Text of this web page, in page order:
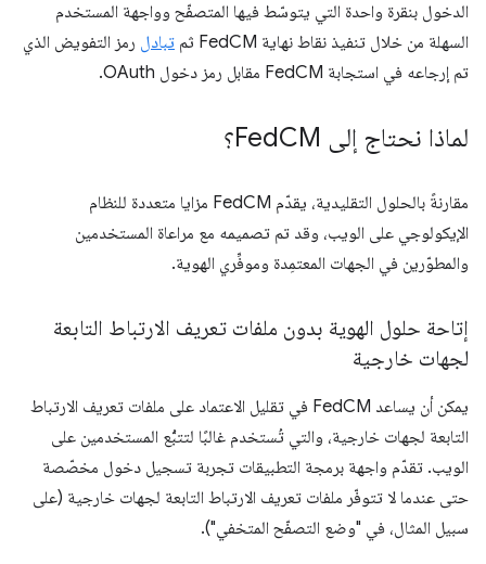
الدخول بنقرة واحدة التي يتوسّط فيها المتصفّح وواجهة المستخدم
السهلة من خلال تنفيذ نقاط نهاية FedCM ثم
تبادل رمز التفويض الذي
تم إرجاعه في استجابة FedCM مقابل رمز دخول OAuth.
لماذا نحتاج إلى Fed CM؟
مقارنةً بالحلول التقليدية، يقدّم FedCM مزايا متعددة للنظام
الإيكولوجي على الويب، وقد تم تصميمه مع مراعاة المستخدمين
والمطوّرين في الجهات المعتمِدة وموفِّري الهوية.
إتاحة حلول الهوية بدون ملفات تعريف الارتباط التابعة
لجهات خارجية
يمكن أن يساعد FedCM في تقليل الاعتماد على ملفات تعريف الارتباط
التابعة لجهات خارجية، والتي تُستخدم غالبًا لتتبُّع المستخدمين على
الويب. تقدّم واجهة برمجة التطبيقات تجربة تسجيل دخول مخصّصة
حتى عندما لا تتوفّر ملفات تعريف الارتباط التابعة لجهات خارجية (على
سبيل المثال، في "وضع التصفّح المتخفي").